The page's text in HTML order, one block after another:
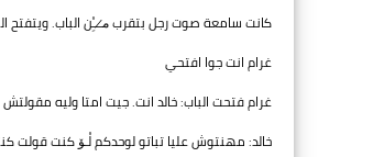
كانت سامعة صوت رجل بتقرب م̷ـــِْن الباب. ويتفتح
غرام انت جوا افتحي
غرام فتحت الباب: خالد انت. جيت امتا وليه
خالد: مهنتوش عليا تباتو لوحدكم لْـۆ كنت